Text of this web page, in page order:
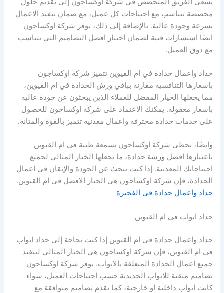
مخصصة تتناسب مع احتياجات كل عميل، مع ضمان تنفيذ الاعمال
بسرعة وجودة عالية. بالإضافة إلى ذلك، توفر شركة اوكساجون
ايضًا استشارات فنية لضمان اختيار افضل التصاميم التي تتناسب
مع ذوق العميل.
حداد واعمال حدادة في ام القيوين تتميز شركة اوكساجون
باسعارها التنافسية مقارنة بباقي ورش الحدادة في ام القيوين،
مما يجعلها الخيار المفضل للعملاء الذين يبحثون عن جودة عالية
باسعار معقولة. يمكنك الاعتماد على شركة اوكساجون للحصول
على خدمات حدادة محترفة واعمال معدنية تتميز بالقوة والمتانة.
وايضًا، تحظى شركة اوكساجون بسمعة طيبة في ام القيوين
باعتبارها افضل ورشة حدادة، ما يجعلها الخيار المثالي لجميع
احتياجاتك المعدنية. إذا كنت تبحث عن الجودة والإتقان في اعمال
الحدادة، فإن شركة اوكساجون هي الخيار الافضل في ام القيوين.
حداد واعمال حدادة في الفجيرة
حداد ابواب في ام القيوين
حداد واعمال حدادة في ام القيوين إذا كنت بحاجة إلى حداد ابواب
في ام القيوين، فإن شركة اوكساجون هي الخيار المثالي لتنفيذ
جميع اعمال الحدادة المتعلقة بالابواب. توفر شركة اوكساجون
تصاميم متقنة للابواب الحديدية حسب احتياجات العميل، سواء
كانت ابواب داخلية او خارجية، كما تقدم تصاميم متوافقة مع